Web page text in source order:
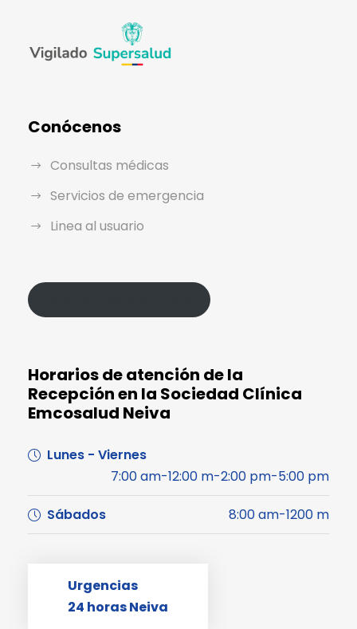
Conócenos
Consultas médicas
Servicios de emergencia
Linea al usuario
Horarios de atención de la
Recepción en la Sociedad Clínica
Emcosalud Neiva
Lunes - Viernes
7:00 am-12:00 m-2:00 pm-5:00 pm
Sábados 8:00 am-1200 m
Urgencias
24 horas Neiva